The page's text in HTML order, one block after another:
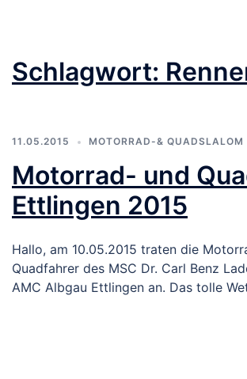
Schlagwort:
11.05.2015 MOTORRAD-& QUADSLALOM
Motorrad- und
Ettlingen 2015
Hallo, am 10.05.2015 traten die
Quadfahrer des MSC Dr. Carl Benz
AMC Albgau Ettlingen an. Das tolle